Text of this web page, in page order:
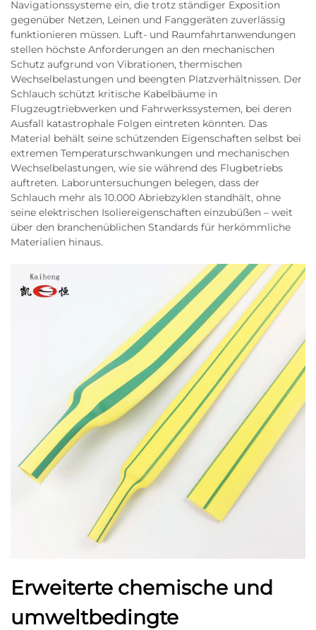
Navigationssysteme ein, die trotz ständiger Exposition
gegenüber Netzen, Leinen und Fanggeräten zuverlässig
funktionieren müssen. Luft- und Raumfahrtanwendungen
stellen höchste Anforderungen an den mechanischen
Schutz aufgrund von Vibrationen, thermischen
Wechselbelastungen und beengten Platzverhältnissen. Der
Schlauch schützt kritische Kabelbäume in
Flugzeugtriebwerken und Fahrwerkssystemen, bei deren
Ausfall katastrophale Folgen eintreten könnten. Das
Material behält seine schützenden Eigenschaften selbst bei
extremen Temperaturschwankungen und mechanischen
Wechselbelastungen, wie sie während des Flugbetriebs
auftreten. Laboruntersuchungen belegen, dass der
Schlauch mehr als 10.000 Abriebzyklen standhält, ohne
seine elektrischen Isoliereigenschaften einzubüßen – weit
über den branchenüblichen Standards für herkömmliche
Materialien hinaus.
Erweiterte chemische und
umweltbedingte